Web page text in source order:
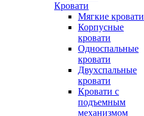
Кровати
Мягкие кровати
Корпусные
кровати
Односпальные
кровати
Двухспальные
кровати
Кровати с
подъемным
механизмом